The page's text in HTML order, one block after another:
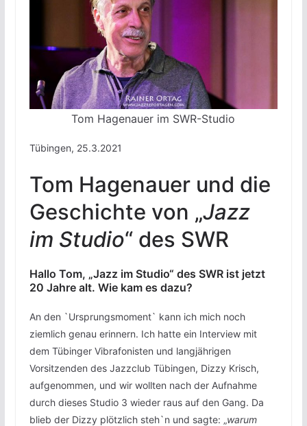
Tom Hagenauer im SWR-Studio
Tübingen, 25.3.2021
Tom Hagenauer und die
Geschichte von „Jazz
im Studio“ des SWR
Hallo Tom, „Jazz im Studio“ des SWR ist jetzt
20 Jahre alt. Wie kam es dazu?
An den `Ursprungsmoment` kann ich mich noch
ziemlich genau erinnern. Ich hatte ein Interview mit
dem Tübinger Vibrafonisten und langjährigen
Vorsitzenden des Jazzclub Tübingen, Dizzy Krisch,
aufgenommen, und wir wollten nach der Aufnahme
durch dieses Studio 3 wieder raus auf den Gang. Da
blieb der Dizzy plötzlich steh`n und sagte: „warum